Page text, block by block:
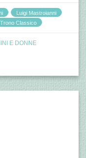
Luigi Mastroianni
Trono Classico
E DONNE